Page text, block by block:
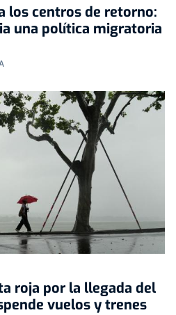
los centros de retorno:
una política migratoria
roja por la llegada del
vuelos y trenes